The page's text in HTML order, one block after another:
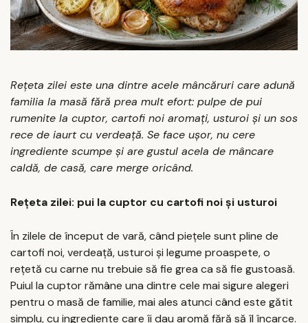
Rețeta zilei este una dintre acele mâncăruri care adună
familia la masă fără prea mult efort: pulpe de pui
rumenite la cuptor, cartofi noi aromați, usturoi și un sos
rece de iaurt cu verdeață. Se face ușor, nu cere
ingrediente scumpe și are gustul acela de mâncare
caldă, de casă, care merge oricând.
Rețeta zilei: pui la cuptor cu cartofi noi și usturoi
În zilele de început de vară, când piețele sunt pline de
cartofi noi, verdeață, usturoi și legume proaspete, o
rețetă cu carne nu trebuie să fie grea ca să fie gustoasă.
Puiul la cuptor rămâne una dintre cele mai sigure alegeri
pentru o masă de familie, mai ales atunci când este gătit
simplu, cu ingrediente care îi dau aromă fără să îl încarce.